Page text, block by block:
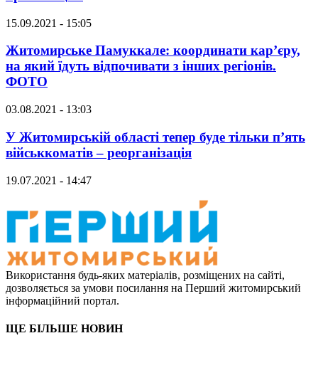
15.09.2021 - 15:05
Житомирське Памуккале: координати кар’єру,
на який їдуть відпочивати з інших регіонів.
ФОТО
03.08.2021 - 13:03
У Житомирській області тепер буде тільки п’ять
військкоматів – реорганізація
19.07.2021 - 14:47
Використання будь-яких матеріалів, розміщених на сайті,
дозволяється за умови посилання на Перший житомирський
інформаційний портал.
ЩЕ БІЛЬШЕ НОВИН